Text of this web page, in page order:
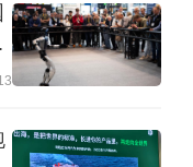
超级组织实现
示，“联盟的目
动起来。”